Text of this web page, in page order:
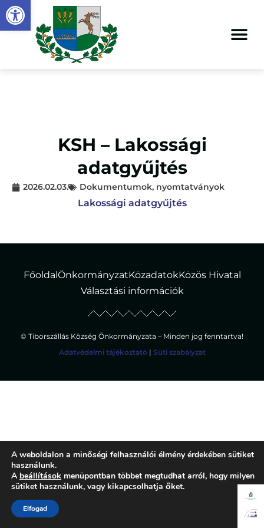
Eszköztár megnyitása
KSH – Lakossági
adatgyűjtés
2026.02.03. Dokumentumok, nyomtatványok
Lakossági adatgyűjtés
FőoldalÖnkormányzatKözadatokKözös Hivatal
Választási információk
© Tiborszállás Község Önkormányzata – Minden jog fenntartva!
Adatvédelmi tájékoztató | Süti szabályzat
A weboldalon a minőségi felhasználói élmény érdekében sütiket
használunk.
A beállítások menüpontban többet megtudhat arról, hogy milyen
sütiket használunk, vagy kikapcsolhatja őket.
Elfogad